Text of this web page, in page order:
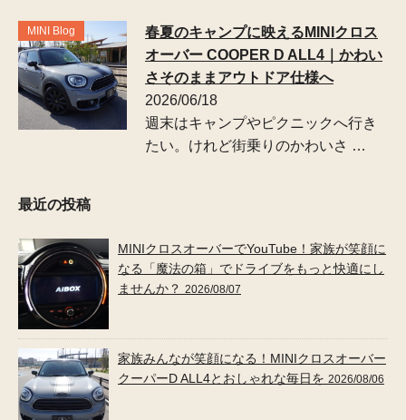
MINI Blog
春夏のキャンプに映えるMINIクロス
オーバー COOPER D ALL4｜かわい
さそのままアウトドア仕様へ
2026/06/18
週末はキャンプやピクニックへ行き
たい。けれど街乗りのかわいさ …
最近の投稿
MINIクロスオーバーでYouTube！家族が笑顔に
なる「魔法の箱」でドライブをもっと快適にし
ませんか？ 2026/08/07
家族みんなが笑顔になる！MINIクロスオーバー
クーパーD ALL4とおしゃれな毎日を 2026/08/06